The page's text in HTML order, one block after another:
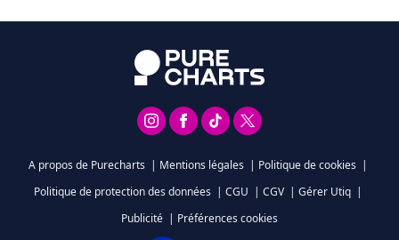
A propos de Purecharts | Mentions légales | Politique de cookies |
Politique de protection des données | CGU | CGV | Gérer Utiq |
Publicité | Préférences cookies